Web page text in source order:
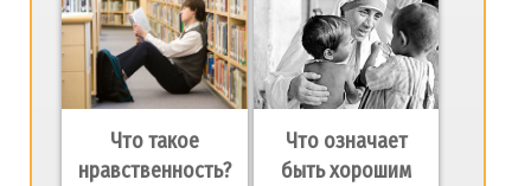
Что такое
нравственность?
Что означает
быть хорошим